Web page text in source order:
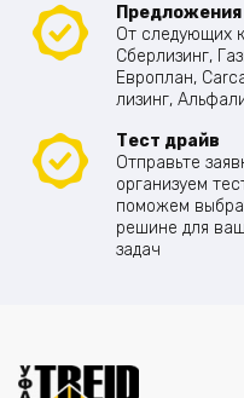
Предложения
От следующих
Сберлизинг,
Европлан,
лизинг,
Тест драйв
Отправьте
организуем
поможем
решине для
задач